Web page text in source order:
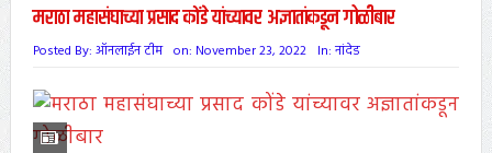
मराठा महासंघाच्या प्रसाद कोंडे यांच्यावर अज्ञातांकडून गोळीबार
Posted By: ऑनलाईन टीम on: November 23, 2022 In: नांदेड